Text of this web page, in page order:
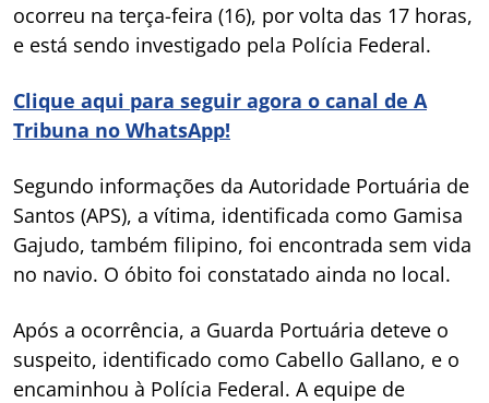
ocorreu na terça-feira (16), por volta das 17 horas,
e está sendo investigado pela Polícia Federal.
Clique aqui para seguir agora o canal de A
Tribuna no WhatsApp!
Segundo informações da Autoridade Portuária de
Santos (APS), a vítima, identificada como Gamisa
Gajudo, também filipino, foi encontrada sem vida
no navio. O óbito foi constatado ainda no local.
Após a ocorrência, a Guarda Portuária deteve o
suspeito, identificado como Cabello Gallano, e o
encaminhou à Polícia Federal. A equipe de